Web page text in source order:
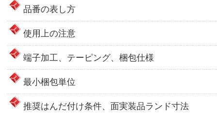
品番の表し方
使用上の注意
端子加工、テーピング、梱包仕様
最小梱包単位
推奨はんだ付け条件、面実装品ランド寸法